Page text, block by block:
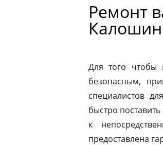
Ремонт
Для того чтобы
безопасным,
специалистов
быстро
к
предоставлена